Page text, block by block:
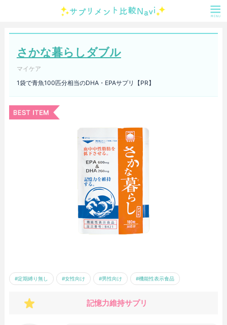
さかな暮らしダブル
マイケア
1袋で青魚100匹分相当のDHA・EPAサプリ【PR】
#定期縛り無し #女性向け #男性向け #機能性表示食品
記憶力維持サプリ